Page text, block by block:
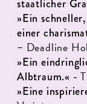
staatlicher
»Ein
einer
– Deadline
»Ein
Albtraum.« -
»Eine